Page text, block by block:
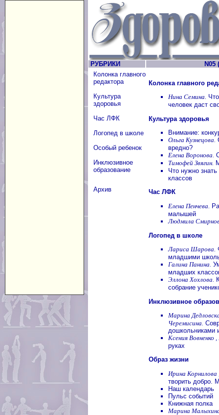
РУБРИКИ
N05
Колонка главного
редактора
Культура
здоровья
Час ЛФК
Логопед в школе
Особый ребенок
Инклюзивное
образование
Архив
Колонка главного
Нина Семина.
человек даст
Культура здоровья
Внимание:
Ольга Кузнецова.
вредно?
Елена Воронова.
Тимофей Звягин.
Что нужно
классов
Час ЛФК
Елена Пенчева.
малышей
Людмила
Логопед в школе
Лариса Шарова.
младшими
Галина Панина.
младших
Эллона Хохлова.
собрание
Инклюзивное
Марина
Черемисина.
Ксения Вовненко
руках
Образ жизни
Ирина
творить добро.
Наш календарь
Пульс событий
Книжная полка
Марина